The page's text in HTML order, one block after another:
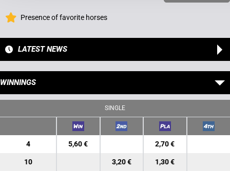
Presence of favorite horses
LATEST NEWS
WINNINGS
SINGLE
4 5,60 € 2,70 €
10 3,20 € 1,30 €